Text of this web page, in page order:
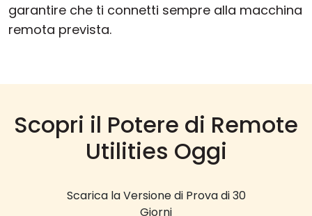
garantire che ti connetti sempre alla macchina
remota prevista.
Scopri il Potere di Remote
Utilities Oggi
Scarica la Versione di Prova di 30
Giorni